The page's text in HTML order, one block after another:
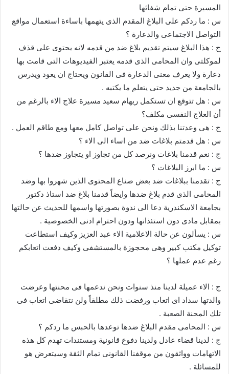
المسيرة حتى تمام شفائها
س : ما ردكم على البلاغ المقدم الذى يتهمها باساءة استعمال مواقع
التواصل الاجتماعى والدعارة ؟
ج : هذا البلاغ سيتم تقديم بلاغ ضد من قدمه لانه يحتوى على قذف
لموكلتى وان المحامى الذى قدمه يعتبر الفيديوهات التى قامت بها
دعارة ولا يعرف معنى الدعارة فى القانون ويحتاج ان يعود ويدرس
بالجامعة من جديد حتى يتعلم ما يكتبه .
س : هل تتوقع ان تستكمل ريهام سعيد مسيرة علاج الاء بالرغم من
أن العلاج النفسى مكلف؟
ج : هى وعدتنا بذلك ونحن على تواصل كامل معها ومع طاقم العمل .
س : هل قدمتم بلاغات ضد من اساء الى الاء ؟
ج : نعم قدمنا بلاغات ونرصد كل من تجاوز او يتجاوز ضدها ؟
س : ما ابرز البلاغات ؟
ج : تقدمنا ببلاغات ضد بعض صناع المحتوى الذين شهروا بها وضد
المحامى الذى قدم بلاغ ضدها وايضاً قدمنا بلاغ ضد استاذ دكتور
بجامعة الاسكندرية دعا الى ندوة بصورتها واسمها للحديث عن حالتها
بمقابل مادى دون استئذانها ودون احترام ادنى الخصوصية .
س : يسألون عن حالة الاعلامية الاء عبد العزيز وكيف استطاعت
توكيل مكتب كبير وهى محجوزة بالمستشفى وكيف دفعت اتعابكم
رغم عدم عملها ؟
ج : الاء عميلة لدينا منذ سنوات ونحن ندعمها فى محنتها وعرضت
والدتها سداد اى اتعاب ورفضت ذلك مطلقاً ولن نتقاضى اتعاب فى
تلك المحنة الصعبة .
س : المحامى مقدم البلاغ ضدها توعدها بالحبس ما ردكم ؟
ج : لدينا قضاء عادل ولدينا دفوع قانونية ومستندات تهدم كل هذه
الاتهامات وواثقون من موقفنا القانونى تمام الثقة وسيتعرض هو
للمسائلة .